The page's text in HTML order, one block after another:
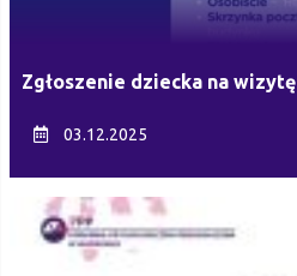
Zgłoszenie dziecka na wizytę
03.12.2025